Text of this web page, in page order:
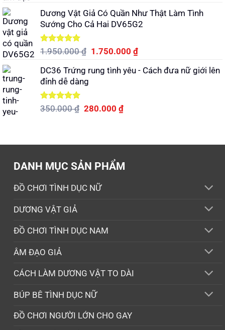
5 sao
là:
690.000 ₫.
tại
là:
Dương Vật Giả Có Quần Như Thật Làm Tình
Sướng Cho Cả Hai DV65G2
Được xếp
5 sao
1.950.000₫ Giá
là:
1.750.000₫Giá
tại
DC36 Trứng rung tình yêu - Cách đưa nữ giới lên
đỉnh dễ dàng
Được xếp
350.000₫ Giá
280.000₫Giá
DANH MỤC SẢN PHẨM
ĐỒ CHƠI TÌNH DỤC NỮ
DƯƠNG VẬT GIẢ
ĐỒ CHƠI TÌNH DỤC NAM
ÂM ĐẠO GIẢ
CÁCH LÀM DƯƠNG VẬT TO DÀI
BÚP BÊ TÌNH DỤC NỮ
ĐỒ CHƠI NGƯỜI LỚN CHO GAY